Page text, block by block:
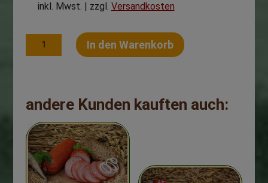
inkl. Mwst. | zzgl. Versandkosten
Sauerfleisch
In den Warenkorb
t
andere Kunden kauften auch: